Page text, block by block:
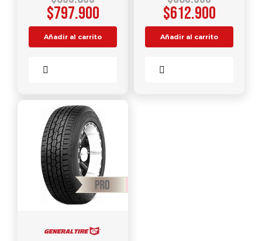
$797.900
Añadir al carrito
$612.900
Añadir al carrito